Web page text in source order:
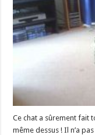
Ce chat a sûrement fait
même dessus ! Il n’a